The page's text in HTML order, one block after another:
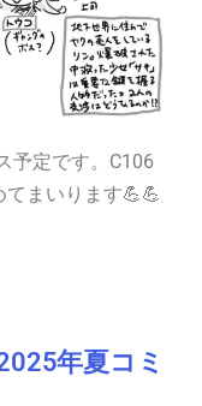
予定です。C106
まいります💪💪
年夏コミ